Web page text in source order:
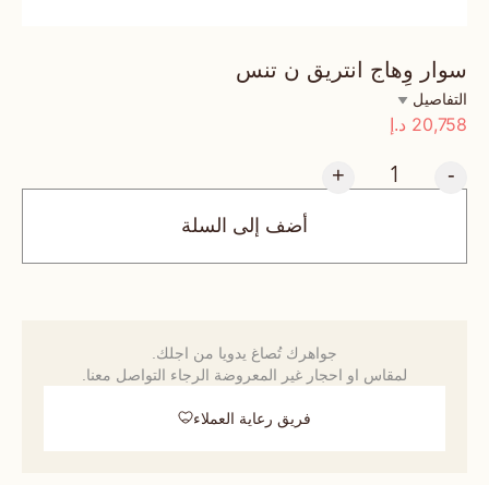
سوار وِهاج انتريق ن تنس
التفاصيل
20,758 د.إ
-
+
أضف إلى السلة
جواهرك تُصاغ يدويا من اجلك.
لمقاس او احجار غير المعروضة الرجاء التواصل معنا.
فريق رعاية العملاء